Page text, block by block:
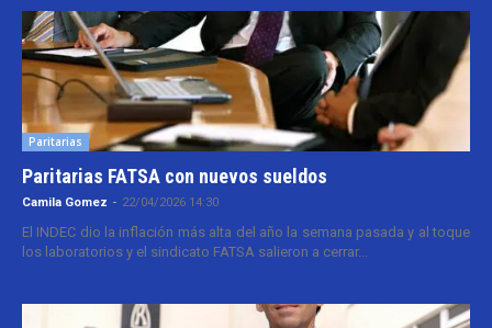
Paritarias
Paritarias FATSA con nuevos sueldos
Camila Gomez - 22/04/2026 14:30
El INDEC dio la inflación más alta del año la semana pasada y al toque
los laboratorios y el sindicato FATSA salieron a cerrar...